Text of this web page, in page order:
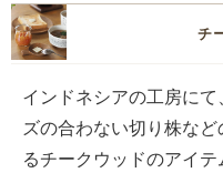
チ
インドネシアの工房に
ズの合わない切り株な
るチークウッドのアイ